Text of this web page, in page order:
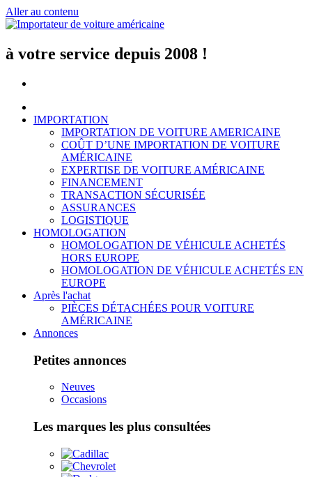
Aller au contenu
à votre service depuis 2008 !
IMPORTATION
IMPORTATION DE VOITURE AMERICAINE
COÛT D’UNE IMPORTATION DE VOITURE
AMÉRICAINE
EXPERTISE DE VOITURE AMÉRICAINE
FINANCEMENT
TRANSACTION SÉCURISÉE
ASSURANCES
LOGISTIQUE
HOMOLOGATION
HOMOLOGATION DE VÉHICULE ACHETÉS
HORS EUROPE
HOMOLOGATION DE VÉHICULE ACHETÉS EN
EUROPE
Après l'achat
PIÈCES DÉTACHÉES POUR VOITURE
AMÉRICAINE
Annonces
Petites annonces
Neuves
Occasions
Les marques les plus consultées